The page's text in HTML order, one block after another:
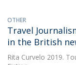
OTHER
Travel
in the British
Rita Curvelo 2019.